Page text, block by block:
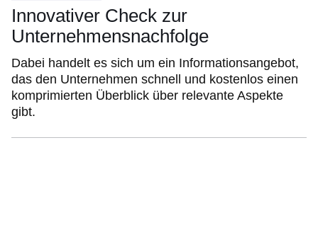
Innovativer Check zur
Unternehmensnachfolge
Dabei handelt es sich um ein Informationsangebot,
das den Unternehmen schnell und kostenlos einen
komprimierten Überblick über relevante Aspekte
gibt.